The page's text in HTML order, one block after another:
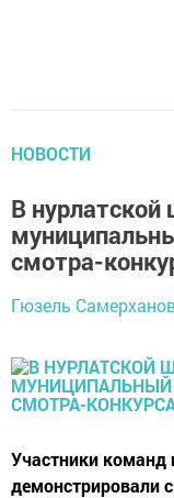
НОВОСТИ
В
смотра-
Гюзель
Участники команд
демонстрировали